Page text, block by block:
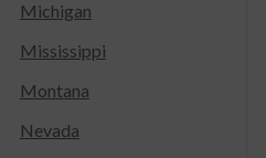
Michigan
Mississippi
Montana
Nevada